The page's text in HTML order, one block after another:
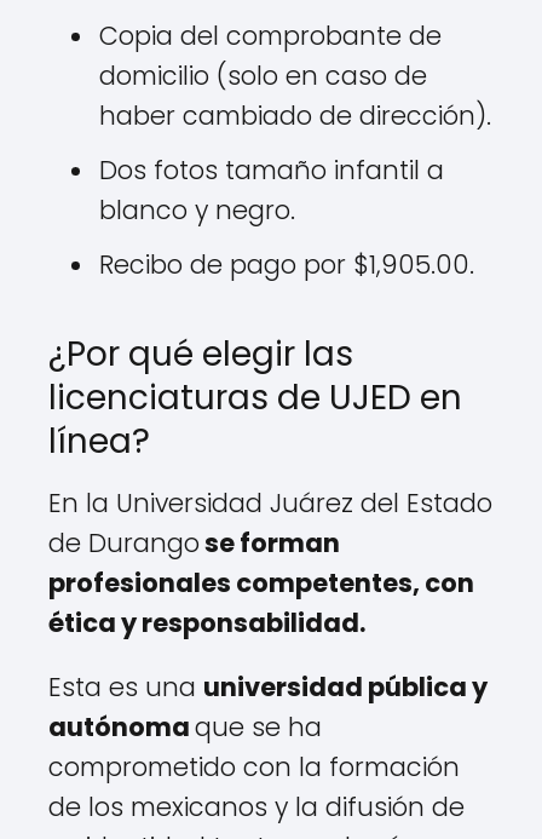
Copia del comprobante de
domicilio (solo en caso de
haber cambiado de dirección).
Dos fotos tamaño infantil a
blanco y negro.
Recibo de pago por $1,905.00.
¿Por qué elegir las
licenciaturas de UJED en
línea?
En la Universidad Juárez del Estado
de Durangose forman
profesionales competentes, con
ética y responsabilidad.
Esta es una universidad pública y
autónomaque se ha
comprometido con la formación
de los mexicanos y la difusión de